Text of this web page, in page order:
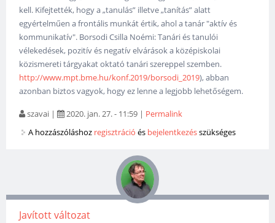
kell. Kifejtették, hogy a „tanulás” illetve „tanítás” alatt
egyértelműen a frontális munkát értik, ahol a tanár "aktív és
kommunikatív". Borsodi Csilla Noémi: Tanári és tanulói
vélekedések, pozitív és negatív elvárások a középiskolai
közismereti tárgyakat oktató tanári szereppel szemben.
http://www.mpt.bme.hu/konf.2019/borsodi_2019), abban
azonban biztos vagyok, hogy ez lenne a legjobb lehetőségem.
szavai | 2020. jan. 27. - 11:59 | Permalink
A hozzászóláshoz regisztráció és bejelentkezésszükséges
Javított változat